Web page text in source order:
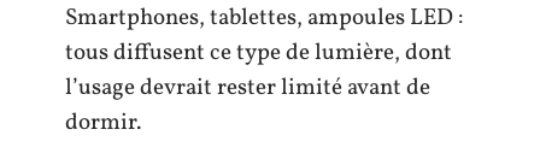
Smartphones, tablettes, ampoules LED :
tous diffusent ce type de lumière, dont
l’usage devrait rester limité avant de
dormir.